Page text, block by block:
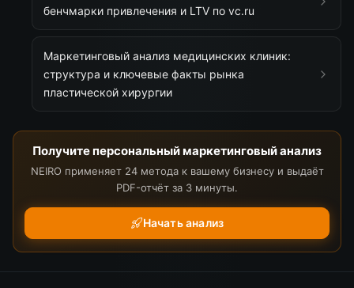
бенчмарки привлечения и LTV по vc.ru
Маркетинговый анализ медицинских клиник:
структура и ключевые факты рынка
пластической хирургии
Получите персональный маркетинговый анализ
NEIRO применяет 24 метода к вашему бизнесу и выдаёт
PDF-отчёт за 3 минуты.
Начать анализ